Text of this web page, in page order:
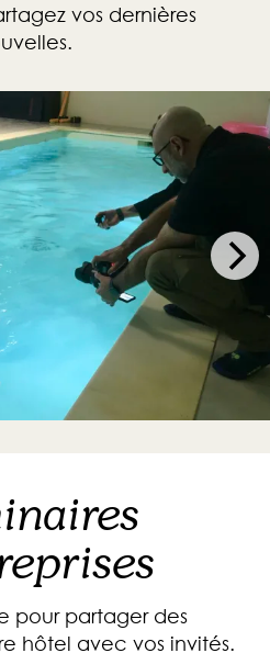
vos dernières
pour partager des
hôtel avec vos invités.